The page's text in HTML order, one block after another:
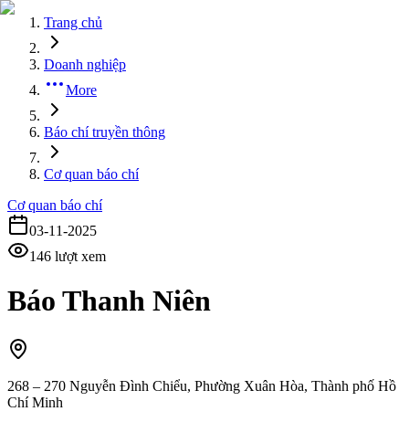
Trang chủ
Doanh nghiệp
More
Báo chí truyền thông
Cơ quan báo chí
Cơ quan báo chí
03-11-2025
146 lượt xem
Báo Thanh Niên
268 – 270 Nguyễn Đình Chiểu, Phường Xuân Hòa, Thành phố Hồ
Chí Minh